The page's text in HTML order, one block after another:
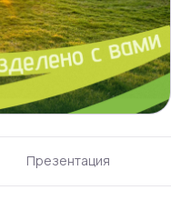
Презентация